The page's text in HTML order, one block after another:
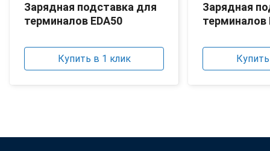
Зарядная подставка для
терминалов EDA50
Купить в 1 клик
Зарядная
терминалов